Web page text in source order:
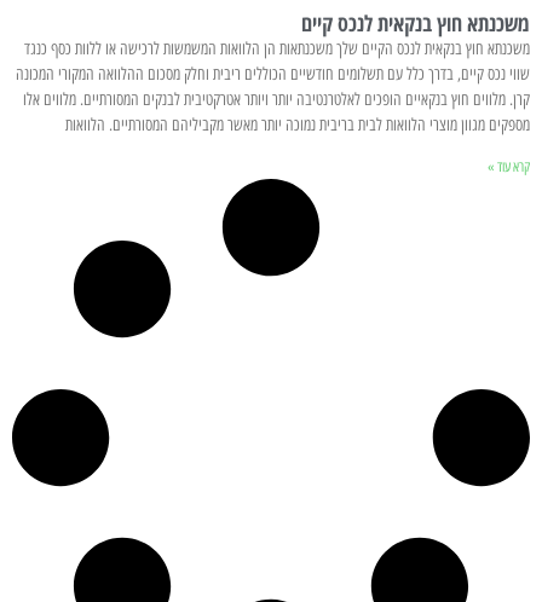
משכנתא חוץ בנקאית לנכס קיים
משכנתא חוץ בנקאית לנכס הקיים שלך משכנתאות הן הלוואות המשמשות לרכישה או ללוות כסף כנגד
שווי נכס קיים, בדרך כלל עם תשלומים חודשיים הכוללים ריבית וחלק מסכום ההלוואה המקורי המכונה
קרן. מלווים חוץ בנקאיים הופכים לאלטרנטיבה יותר ויותר אטרקטיבית לבנקים המסורתיים. מלווים אלו
מספקים מגוון מוצרי הלוואות לבית בריבית נמוכה יותר מאשר מקביליהם המסורתיים. הלוואות
קרא עוד »